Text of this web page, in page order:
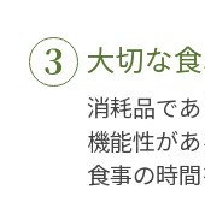
大切な
消耗品で
機能性があ
食事の時間